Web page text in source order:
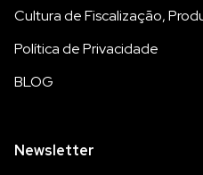
Cultura de Fiscalização,
Política de Privacidade
BLOG
Newsletter